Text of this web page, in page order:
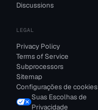
Discussions
LEGAL
Privacy Policy
Terms of Service
Subprocessors
Sitemap
Configurações de cookies
Suas Escolhas de
Privacidade